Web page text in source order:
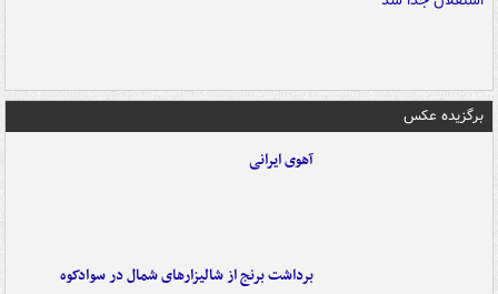
برگزیده عکس
آهوی ایرانی
برداشت برنج از شالیزارهای شمال در سوادکوه